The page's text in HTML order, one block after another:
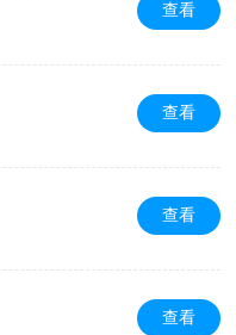
查看
查看
查看
查看